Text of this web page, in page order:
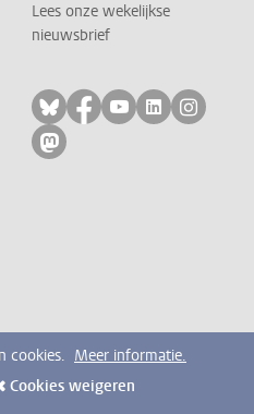
Lees onze wekelijkse
nieuwsbrief
Volg ons op bluesky
Volg ons op
Volg ons op
Volg ons
Volg
Volg ons op mastodon
cookies. Meer informatie.
Cookies weigeren